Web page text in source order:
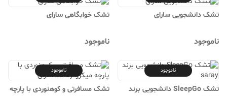
تشک دانشجویی سارای
ناموجود
تشک خوابگاهی سارای
ناموجود
ناموجود
تشک SleepGo دانشجویی برند
ناموجود
تشک مسافرتی و کوهنوردی با پارچه